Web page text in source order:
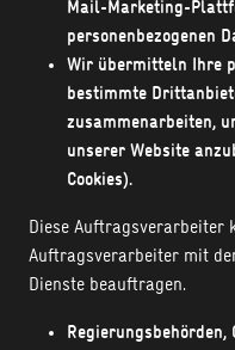
Mail-Marketing-
personenbezogenen
Wir übermitteln Ihre
bestimmte
zusammenarbeiten,
unserer Website
Cookies).
Diese Auftragsverarbeiter
Auftragsverarbeiter mit
Dienste beauftragen.